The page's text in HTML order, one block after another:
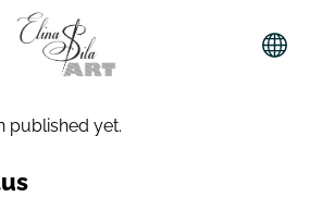
published yet.